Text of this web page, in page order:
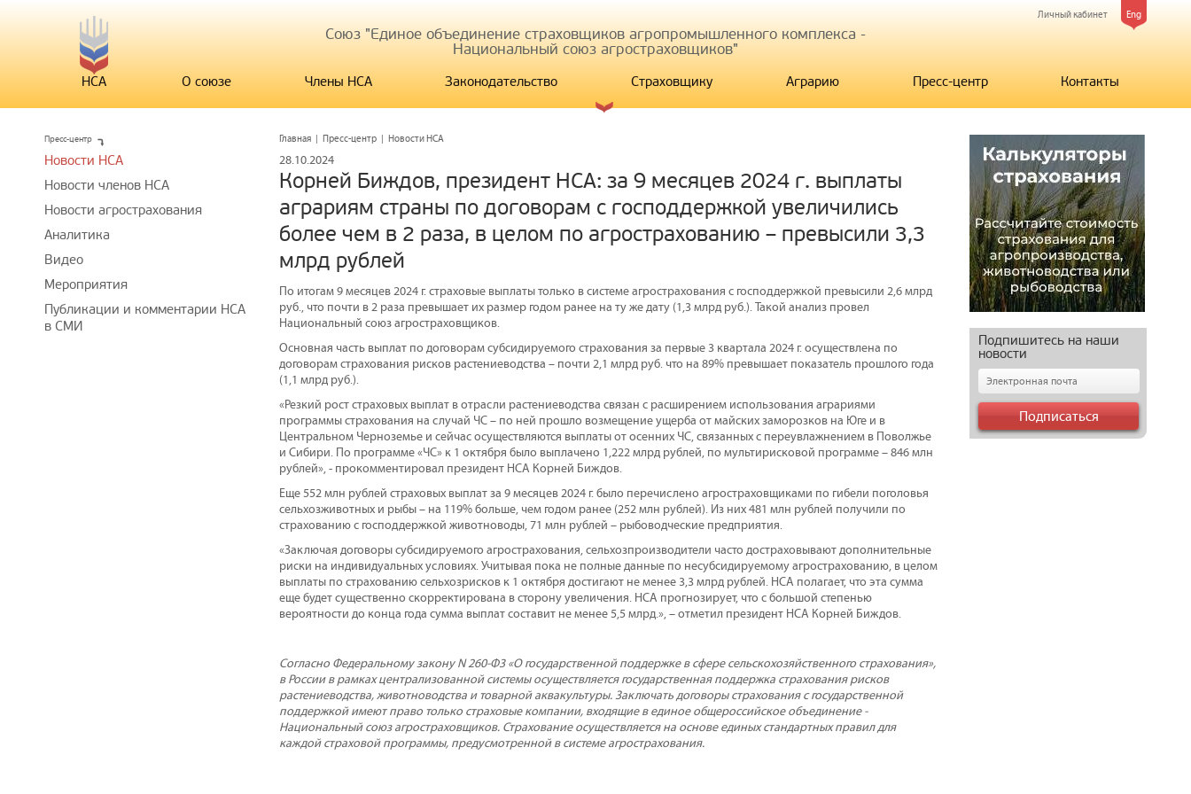
Eng
Личный кабинет
Союз "Единое объединение страховщиков агропромышленного комплекса -
Национальный союз агростраховщиков"
НСА О союзе Члены НСА Законодательство Страховщику Аграрию Пресс-центр Контакты
Главная | Пресс-центр | Новости НСА
28.10.2024
Корней Биждов, президент НСА: за 9 месяцев 2024 г. выплаты
аграриям страны по договорам с господдержкой увеличились
более чем в 2 раза, в целом по агрострахованию – превысили 3,3
млрд рублей
По итогам 9 месяцев 2024 г. страховые выплаты только в системе агрострахования с господдержкой превысили 2,6 млрд
руб., что почти в 2 раза превышает их размер годом ранее на ту же дату (1,3 млрд руб.). Такой анализ провел
Национальный союз агростраховщиков.
Основная часть выплат по договорам субсидируемого страхования за первые 3 квартала 2024 г. осуществлена по
договорам страхования рисков растениеводства – почти 2,1 млрд руб. что на 89% превышает показатель прошлого года
(1,1 млрд руб.).
«Резкий рост страховых выплат в отрасли растениеводства связан с расширением использования аграриями
программы страхования на случай ЧС – по ней прошло возмещение ущерба от майских заморозков на Юге и в
Центральном Черноземье и сейчас осуществляются выплаты от осенних ЧС, связанных с переувлажнением в Поволжье
и Сибири. По программе «ЧС» к 1 октября было выплачено 1,222 млрд рублей, по мультирисковой программе – 846 млн
рублей», - прокомментировал президент НСА Корней Биждов.
Еще 552 млн рублей страховых выплат за 9 месяцев 2024 г. было перечислено агростраховщиками по гибели поголовья
сельхозживотных и рыбы – на 119% больше, чем годом ранее (252 млн рублей). Из них 481 млн рублей получили по
страхованию с господдержкой животноводы, 71 млн рублей – рыбоводческие предприятия.
«Заключая договоры субсидируемого агрострахования, сельхозпроизводители часто достраховывают дополнительные
риски на индивидуальных условиях. Учитывая пока не полные данные по несубсидируемому агрострахованию, в целом
выплаты по страхованию сельхозрисков к 1 октября достигают не менее 3,3 млрд рублей. НСА полагает, что эта сумма
еще будет существенно скорректирована в сторону увеличения. НСА прогнозирует, что с большой степенью
вероятности до конца года сумма выплат составит не менее 5,5 млрд.», – отметил президент НСА Корней Биждов.
Согласно Федеральному закону N 260-Ф3 «О государственной поддержке в сфере сельскохозяйственного страхования»,
в России в рамках централизованной системы осуществляется государственная поддержка страхования рисков
растениеводства, животноводства и товарной аквакультуры. Заключать договоры страхования с государственной
поддержкой имеют право только страховые компании, входящие в единое общероссийское объединение -
Национальный союз агростраховщиков. Страхование осуществляется на основе единых стандартных правил для
каждой страховой программы, предусмотренной в системе агрострахования.
Пресс-центр
Новости НСА
Новости членов НСА
Новости агрострахования
Аналитика
Видео
Мероприятия
Публикации и комментарии НСА
в СМИ
Подпишитесь на наши
новости